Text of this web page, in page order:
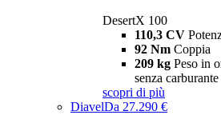
DesertX 100
110,3 CV
92 Nm Coppia
209 kg Peso in
senza carburante
scopri di più
DiavelDa 27.290 €